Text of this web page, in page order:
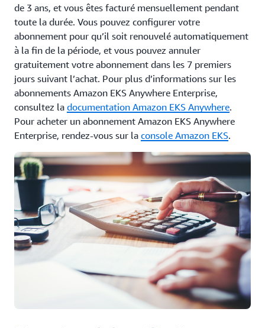
de 3 ans, et vous êtes facturé mensuellement pendant
toute la durée. Vous pouvez configurer votre
abonnement pour qu’il soit renouvelé automatiquement
à la fin de la période, et vous pouvez annuler
gratuitement votre abonnement dans les 7 premiers
jours suivant l’achat. Pour plus d’informations sur les
abonnements Amazon EKS Anywhere Enterprise,
consultez la documentation Amazon EKS Anywhere.
Pour acheter un abonnement Amazon EKS Anywhere
Enterprise, rendez-vous sur la console Amazon EKS.